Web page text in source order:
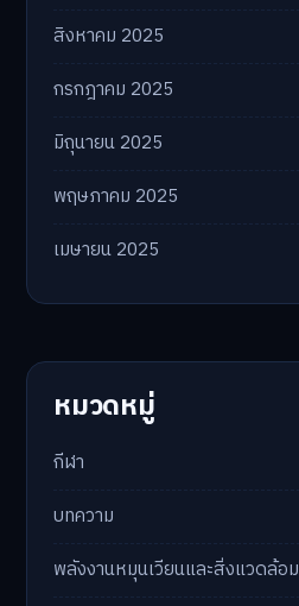
สิงหาคม 2025
กรกฎาคม 2025
มิถุนายน 2025
พฤษภาคม 2025
เมษายน 2025
หมวดหมู่
กีฬา
บทความ
พลังงานหมุนเวียนและสิ่งแวดล้อม